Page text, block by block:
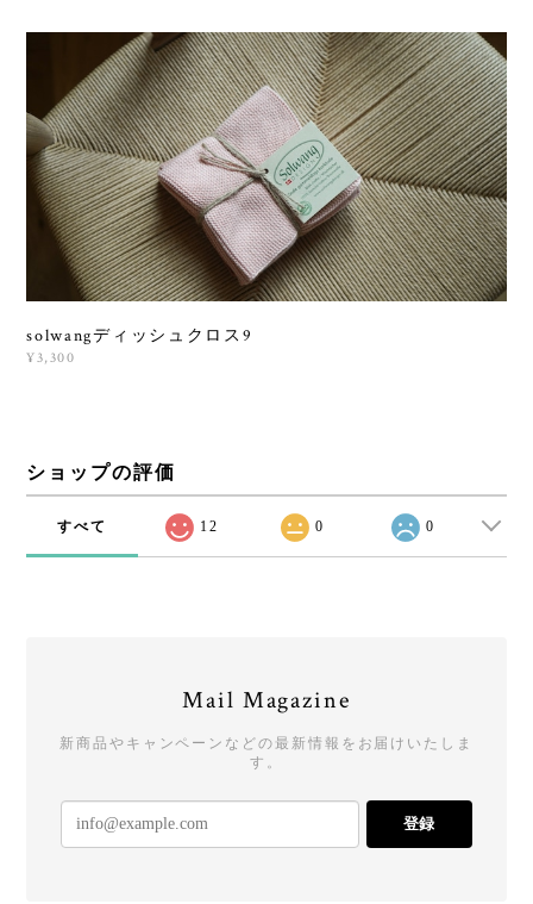
solwangディッシュクロス9
¥3,300
ショップの評価
すべて 12 0 0
Mail Magazine
新商品やキャンペーンなどの最新情報をお届けいたしま
す。
登録